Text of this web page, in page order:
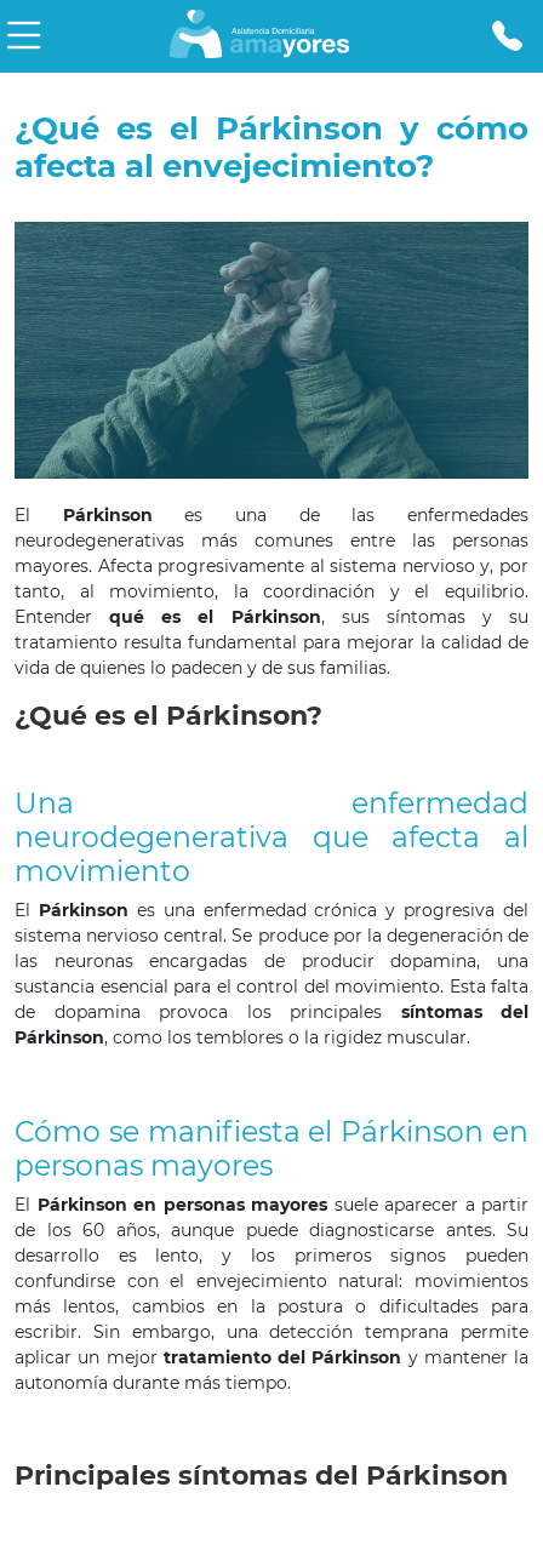
¿Qué es el Párkinson y cómo
afecta al envejecimiento?
El Párkinson es una de las enfermedades
neurodegenerativas más comunes entre las personas
mayores. Afecta progresivamente al sistema nervioso y, por
tanto, al movimiento, la coordinación y el equilibrio.
Entenderqué es el Párkinson, sus síntomas y su
tratamiento resulta fundamental para mejorar la calidad de
vida de quienes lo padecen y de sus familias.
¿Qué es el Párkinson?
Una enfermedad
neurodegenerativa que afecta al
movimiento
El Párkinson es una enfermedad crónica y progresiva del
sistema nervioso central. Se produce por la degeneración de
las neuronas encargadas de producir dopamina, una
sustancia esencial para el control del movimiento. Esta falta
de dopamina provoca los principales síntomas del
Párkinson, como los temblores o la rigidez muscular.
Cómo se manifiesta el Párkinson en
personas mayores
El Párkinson en personas mayores suele aparecer a partir
de los 60 años, aunque puede diagnosticarse antes. Su
desarrollo es lento, y los primeros signos pueden
confundirse con el envejecimiento natural: movimientos
más lentos, cambios en la postura o dificultades para
escribir. Sin embargo, una detección temprana permite
aplicar un mejor tratamiento del Párkinson y mantener la
autonomía durante más tiempo.
Principales síntomas del Párkinson